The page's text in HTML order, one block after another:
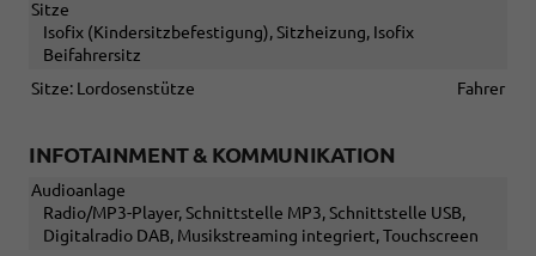
Sitze
Isofix (Kindersitzbefestigung), Sitzheizung, Isofix
Beifahrersitz
Sitze: Lordosenstütze
Fahrer
INFOTAINMENT & KOMMUNIKATION
Audioanlage
Radio/MP3-Player, Schnittstelle MP3, Schnittstelle USB,
Digitalradio DAB, Musikstreaming integriert, Touchscreen